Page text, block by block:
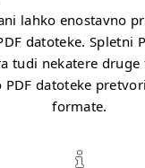
lahko enostavno
datoteke. Spletni
tudi nekatere
datoteke
formate.